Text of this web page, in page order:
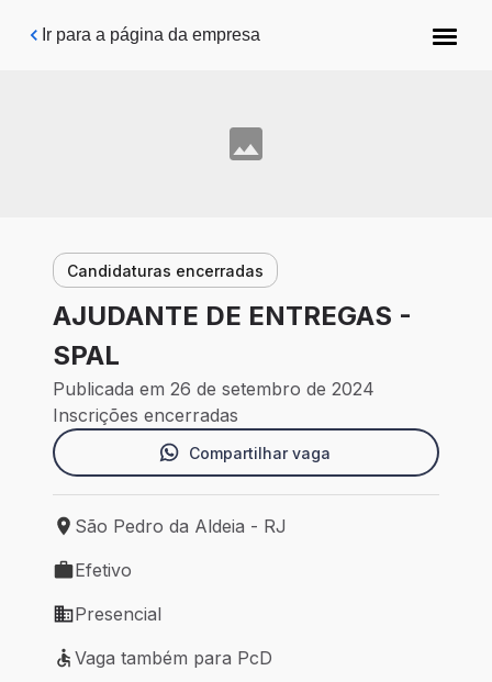
Pular para o conteúdo principal
Ir para a página da empresa
Candidaturas encerradas
AJUDANTE DE ENTREGAS -
SPAL
Publicada em 26 de setembro de 2024
Inscrições encerradas
Compartilhar vaga
Local de trabalho: São Pedro da Aldeia - RJ
São Pedro da Aldeia - RJ
Tipo de vaga: Efetivo
Efetivo
Modelo de trabalho: Presencial
Presencial
Vaga também para PcD
Vaga também para PcD